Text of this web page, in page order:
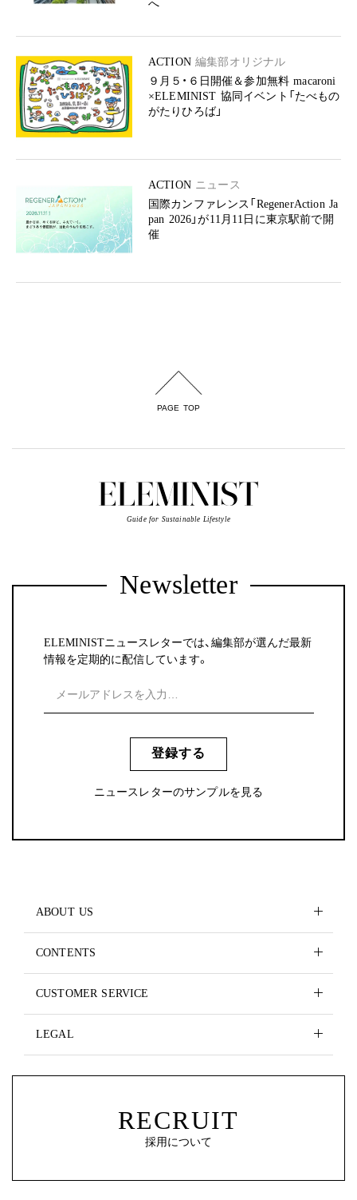
へ
ACTION 編集部オリジナル
９月５・６日開催＆参加無料 macaroni
×ELEMINIST 協同イベント「たべもの
がたりひろば」
ACTION ニュース
国際カンファレンス「RegenerAction Ja
pan 2026」が11月11日に東京駅前で開
催
PAGE TOP
Guide for Sustainable Lifestyle
Newsletter
ELEMINISTニュースレターでは、編集部が選んだ最新
情報を定期的に配信しています。
登録する
ニュースレターのサンプルを見る
ABOUT US
CONTENTS
CUSTOMER SERVICE
LEGAL
RECRUIT
採用について